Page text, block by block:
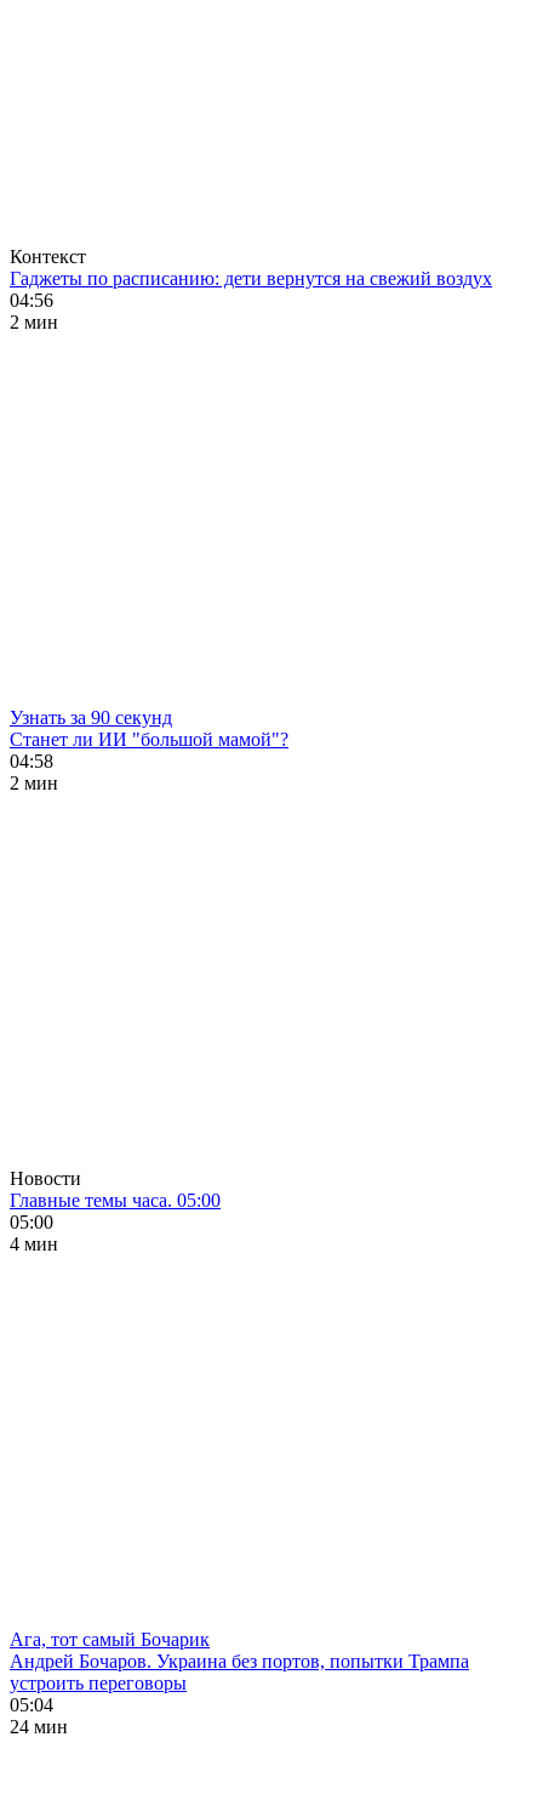
Контекст
Гаджеты по расписанию: дети вернутся на свежий воздух
04:56
2 мин
Узнать за 90 секунд
Станет ли ИИ "большой мамой"?
04:58
2 мин
Новости
Главные темы часа. 05:00
05:00
4 мин
Ага, тот самый Бочарик
Андрей Бочаров. Украина без портов, попытки Трампа
устроить переговоры
05:04
24 мин